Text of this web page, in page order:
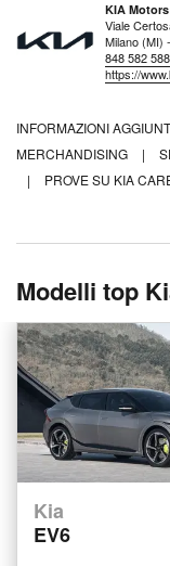
KIA
Viale
Milano (MI)
848 582 588
https://
INFORMAZIONI
MERCHANDISING
|
|
PROVE SU KIA
Modelli top
Kia
EV6